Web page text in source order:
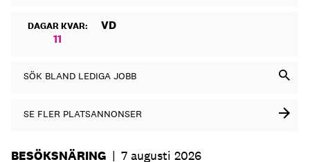
DAGAR KVAR:
11
VD
SÖK BLAND LEDIGA JOBB
SE FLER PLATSANNONSER
BESÖKSNÄRING | 7 augusti 2026